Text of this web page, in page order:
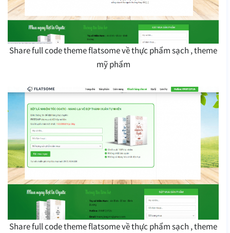
Share full code theme flatsome về thực phẩm sạch , theme
mỹ phẩm
Share full code theme flatsome về thực phẩm sạch , theme